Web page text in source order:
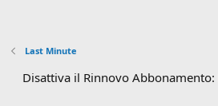
Last Minute
Disattiva il Rinnovo Abbonamento: